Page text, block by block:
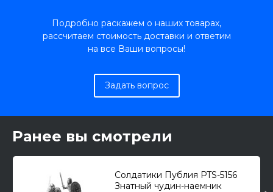
Подробно раскажем о наших товарах,
рассчитаем стоимость доставки и ответим
на все Ваши вопросы!
Задать вопрос
Ранее вы смотрели
Солдатики Публия PTS-5156
Знатный чудин-наемник